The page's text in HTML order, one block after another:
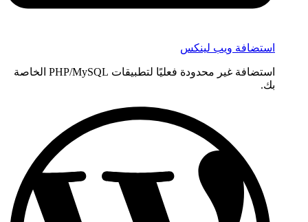
استضافة ويب لينكس
استضافة غير محدودة فعليًا لتطبيقات PHP/MySQL الخاصة
بك.